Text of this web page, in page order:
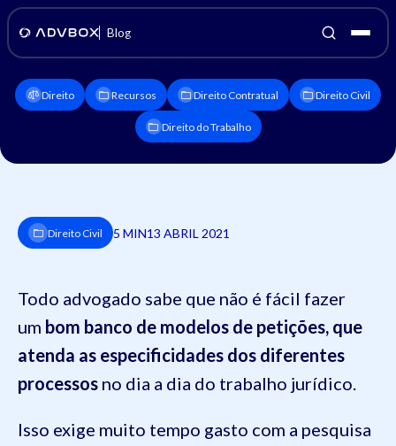
Blog
Direito Recursos Direito Contratual Direito Civil
Direito do Trabalho
Direito Civil 5 MIN13 ABRIL 2021
Todo advogado sabe que não é fácil fazer
um bom banco de modelos de petições, que
atenda as especificidades dos diferentes
processos no dia a dia do trabalho jurídico.
Isso exige muito tempo gasto com a pesquisa